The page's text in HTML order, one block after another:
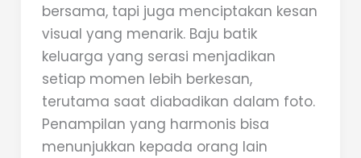
bersama, tapi juga menciptakan kesan
visual yang menarik. Baju batik
keluarga yang serasi menjadikan
setiap momen lebih berkesan,
terutama saat diabadikan dalam foto.
Penampilan yang harmonis bisa
menunjukkan kepada orang lain